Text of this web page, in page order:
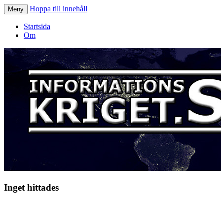
Informationskriget.se
Meny Hoppa till innehåll
Startsida
Om
Inget hittades